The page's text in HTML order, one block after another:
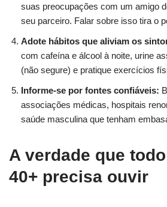
suas preocupações com um amigo
seu parceiro. Falar sobre isso tira o
Adote hábitos que aliviam os
com cafeína e álcool à noite, urine
(não segure) e pratique exercícios
Informe-se por fontes confiáveis:
associações médicas, hospitais
saúde masculina que tenham
A verdade que
40+ precisa ouvir